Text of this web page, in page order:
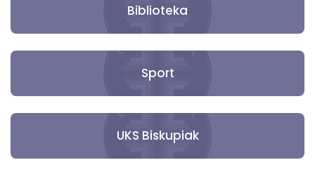
Biblioteka
Sport
UKS Biskupiak